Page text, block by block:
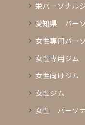
栄パーソナル
愛知県 パー
女性専用パー
女性専用ジム
女性向けジム
女性ジム
女性 パーソ